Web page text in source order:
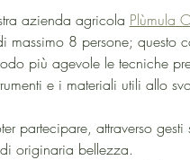
azienda agricola Plùmula
8 persone; questo
più agevole le tecniche
e i materiali utili allo
partecipare, attraverso
originaria bellezza.